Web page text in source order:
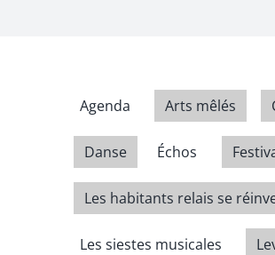
Agenda Arts mêlés
Danse Échos
Les habitants relais se
Les siestes musicales